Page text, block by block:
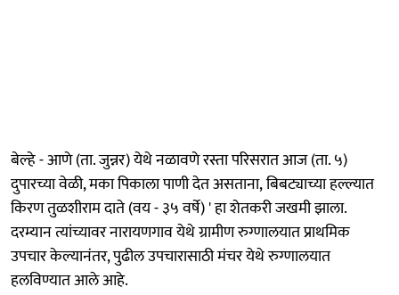
बेल्हे - आणे (ता. जुन्नर) येथे नळावणे रस्ता परिसरात आज (ता. ५)
दुपारच्या वेळी, मका पिकाला पाणी देत असताना, बिबट्याच्या हल्ल्यात
किरण तुळशीराम दाते (वय - ३५ वर्षे) ' हा शेतकरी जखमी झाला.
दरम्यान त्यांच्यावर नारायणगाव येथे ग्रामीण रुग्णालयात प्राथमिक
उपचार केल्यानंतर, पुढील उपचारासाठी मंचर येथे रुग्णालयात
हलविण्यात आले आहे.